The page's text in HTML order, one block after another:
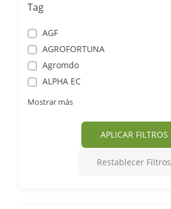
Tag
AGF
AGROFORTUNA
Agromdo
ALPHA EC
Mostrar más
APLICAR FILTROS
Restablecer Filtros